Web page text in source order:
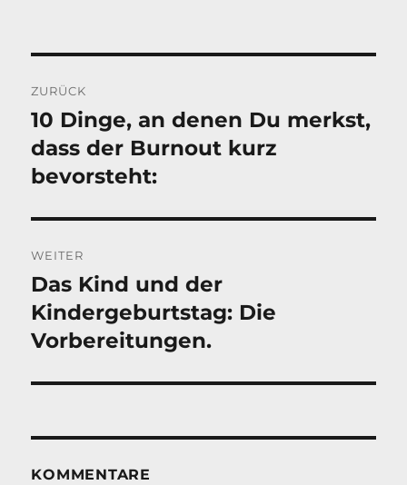
ZURÜCK
Vorheriger
Beitrag:
10 Dinge, an denen Du merkst,
dass der Burnout kurz
bevorsteht:
WEITER
Nächster
Beitrag:
Das Kind und der
Kindergeburtstag: Die
Vorbereitungen.
KOMMENTARE